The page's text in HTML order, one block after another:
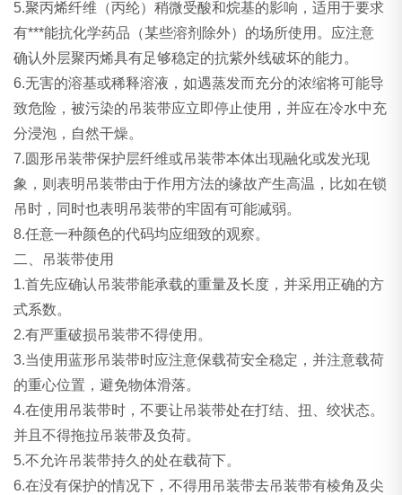
5.聚丙烯纤维（丙纶）稍微受酸和烷基的影响，适用于要求
有***能抗化学药品（某些溶剂除外）的场所使用。应注意
确认外层聚丙烯具有足够稳定的抗紫外线破坏的能力。
6.无害的溶基或稀释溶液，如遇蒸发而充分的浓缩将可能导
致危险，被污染的吊装带应立即停止使用，并应在冷水中充
分浸泡，自然干燥。
7.圆形吊装带保护层纤维或吊装带本体出现融化或发光现
象，则表明吊装带由于作用方法的缘故产生高温，比如在锁
吊时，同时也表明吊装带的牢固有可能减弱。
8.任意一种颜色的代码均应细致的观察。
二、吊装带使用
1.首先应确认吊装带能承载的重量及长度，并采用正确的方
式系数。
2.有严重破损吊装带不得使用。
3.当使用蓝形吊装带时应注意保载荷安全稳定，并注意载荷
的重心位置，避免物体滑落。
4.在使用吊装带时，不要让吊装带处在打结、扭、绞状态。
并且不得拖拉吊装带及负荷。
5.不允许吊装带持久的处在载荷下。
6.在没有保护的情况下，不得用吊装带去吊装带有棱角及尖